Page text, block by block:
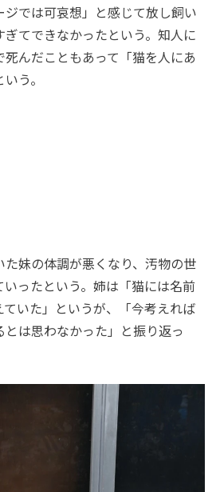
では可哀想」と感じて放し飼い
てできなかったという。知人に
んだこともあって「猫を人にあ
う。
妹の体調が悪くなり、汚物の世
ったという。姉は「猫には名前
いた」というが、「今考えれば
は思わなかった」と振り返っ